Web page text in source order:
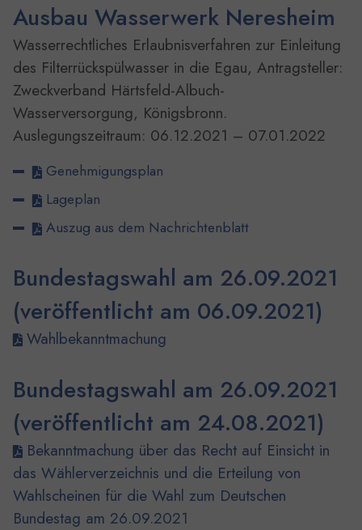
Ausbau Wasserwerk Neresheim
Wasserrechtliches Erlaubnisverfahren zur Einleitung
des Filterrückspülwasser in die Egau, Antragsteller:
Zweckverband Härtsfeld-Albuch-
Wasserversorgung, Königsbronn.
Auslegungszeitraum: 06.12.2021 – 07.01.2022
Genehmigungsplan
Lageplan
Auszug aus dem Nachrichtenblatt
Bundestagswahl am 26.09.2021
(veröffentlicht am 06.09.2021)
Wahlbekanntmachung
Bundestagswahl am 26.09.2021
(veröffentlicht am 24.08.2021)
Bekanntmachung über das Recht auf Einsicht in
das Wählerverzeichnis und die Erteilung von
Wahlscheinen für die Wahl zum Deutschen
Bundestag am 26.09.2021